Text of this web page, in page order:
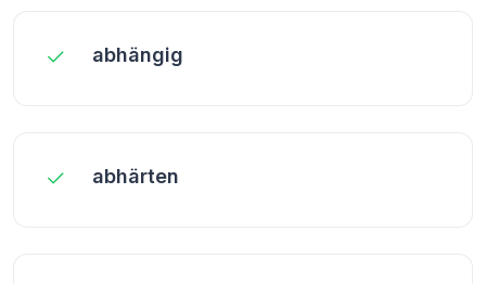
abhängig
abhärten